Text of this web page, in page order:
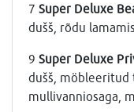
7 Super Deluxe
dušš, rõdu
9 Super Deluxe
dušš, möbleeritud
mullivanniosaga,